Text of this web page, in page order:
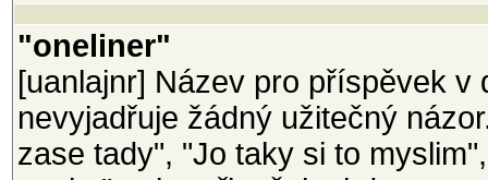
"oneliner"
[uanlajnr] Název pro příspěvek
nevyjadřuje žádný užitečný
zase tady", "Jo taky si to